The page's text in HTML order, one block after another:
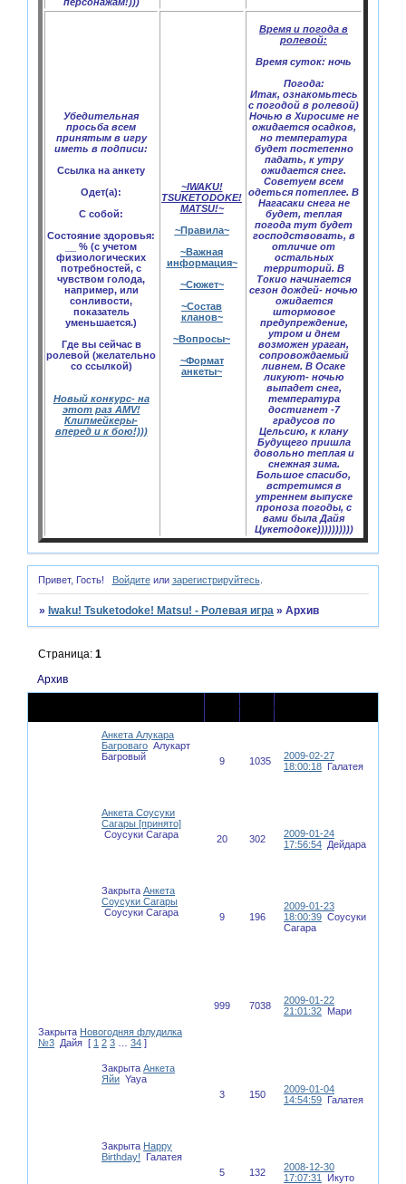
Убедительная
просьба всем
принятым в игру
иметь в подписи:
Ссылка на анкету
Одет(а):
С собой:
Состояние здоровья:
__ % (с учетом
физиологических
потребностей, с
чувством голода,
например, или
сонливости,
показатель
уменьшается.)
Где вы сейчас в
ролевой (желательно
со ссылкой)
Новый конкурс- на
этот раз AMV!
Клипмейкеры-
вперед и к бою!)))
~IWAKU!
TSUKETODOKE!
MATSU!~
~Правила~
~Важная
информация~
~Сюжет~
~Состав
кланов~
~Вопросы~
~Формат
анкеты~
Время и погода в
ролевой:
Время суток: ночь
Погода:
Итак, ознакомьтесь
с погодой в ролевой)
Ночью в Хиросиме не
ожидается осадков,
но температура
будет постепенно
падать, к утру
ожидается снег.
Советуем всем
одеться потеплее. В
Нагасаки снега не
будет, теплая
погода тут будет
господствовать, в
отличие от
остальных
территорий. В
Токио начинается
сезон дождей- ночью
ожидается
штормовое
предупреждение,
утром и днем
возможен ураган,
сопровождаемый
ливнем. В Осаке
ликуют- ночью
выпадет снег,
температура
достигнет -7
градусов по
Цельсию, к клану
Будущего пришла
довольно теплая и
снежная зима.
Большое спасибо,
встретимся в
утреннем выпуске
проноза погоды, с
вами была Дайя
Цукетодоке))))))))))
Привет, Гость! Войдитеили зарегистрируйтесь.
» Iwaku! Tsuketodoke! Matsu! - Ролевая игра »Архив
Архив
Страница:1
Ответов Просмотров
Анкета Алукара
Багроваго Алукарт
Багровый
9 1035
2009-02-27
18:00:18 Галатея
Анкета Соусуки
Сагары [принято]
Соусуки Сагара
20 302
2009-01-24
17:56:54 Дейдара
Закрыта Анкета
Соусуки Сагары
Соусуки Сагара
9 196
2009-01-23
18:00:39 Соусуки
Сагара
Закрыта Новогодняя флудилка
№3 Дайя [ 1 2 3 34 ]
999 7038
2009-01-22
21:01:32 Мари
Закрыта Анкета
Яйи Yaya
3
150
2009-01-04
14:54:59 Галатея
Закрыта Happy
Birthday!
Галатея
5
132
2008-12-30
17:07:31
Икуто